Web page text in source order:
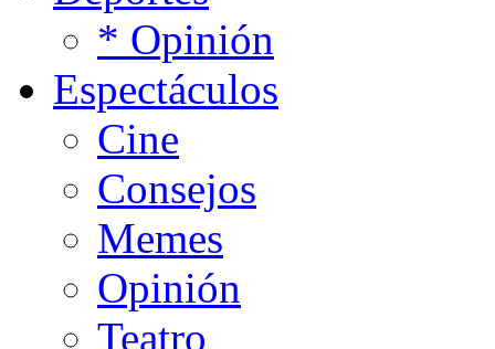
* Opinión
Espectáculos
Cine
Consejos
Memes
Opinión
Teatro